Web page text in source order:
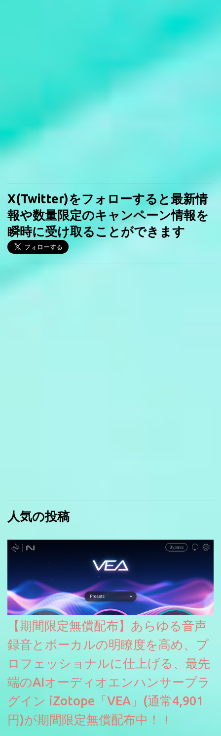
X(Twitter)をフォローすると最新情
報や数量限定のキャンペーン情報を
瞬時に受け取ることができます
人気の投稿
【期間限定無償配布】あらゆる音声
録音とボーカルの明瞭度を高め、プ
ロフェッショナルに仕上げる、最先
端のAIオーディオエンハンサープラ
グイン iZotope「VEA」(通常4,901
円)が期間限定無償配布中！！